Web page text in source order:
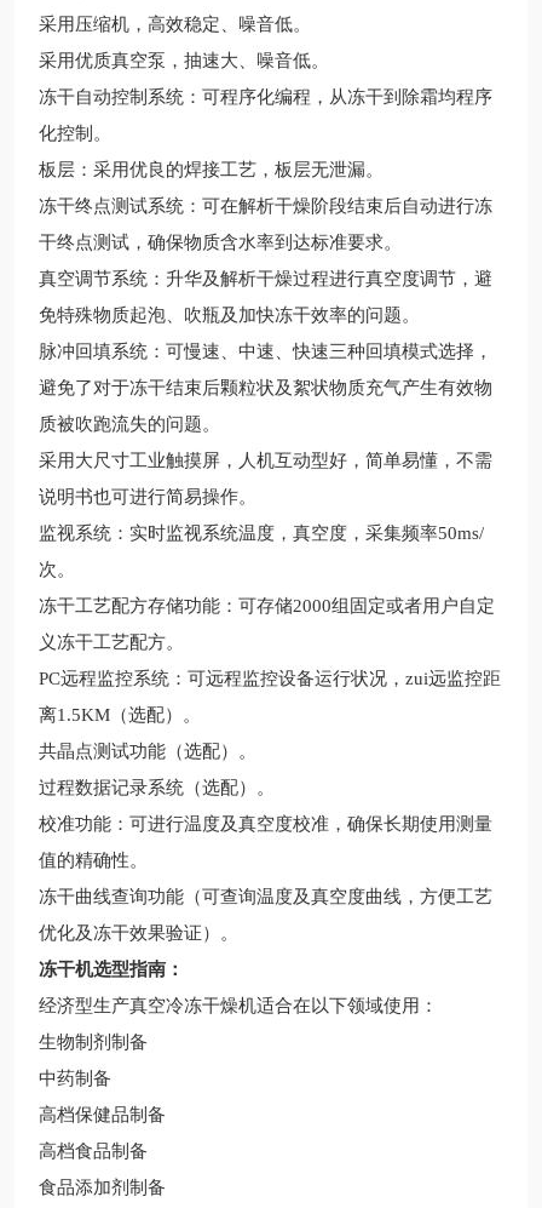
采用压缩机，高效稳定、噪音低。
采用优质真空泵，抽速大、噪音低。
冻干自动控制系统：可程序化编程，从冻干到除霜均程序
化控制。
板层：采用优良的焊接工艺，板层无泄漏。
冻干终点测试系统：可在解析干燥阶段结束后自动进行冻
干终点测试，确保物质含水率到达标准要求。
真空调节系统：升华及解析干燥过程进行真空度调节，避
免特殊物质起泡、吹瓶及加快冻干效率的问题。
脉冲回填系统：可慢速、中速、快速三种回填模式选择，
避免了对于冻干结束后颗粒状及絮状物质充气产生有效物
质被吹跑流失的问题。
采用大尺寸工业触摸屏，人机互动型好，简单易懂，不需
说明书也可进行简易操作。
监视系统：实时监视系统温度，真空度，采集频率50ms/
次。
冻干工艺配方存储功能：可存储2000组固定或者用户自定
义冻干工艺配方。
PC远程监控系统：可远程监控设备运行状况，zui远监控距
离1.5KM（选配）。
共晶点测试功能（选配）。
过程数据记录系统（选配）。
校准功能：可进行温度及真空度校准，确保长期使用测量
值的精确性。
冻干曲线查询功能（可查询温度及真空度曲线，方便工艺
优化及冻干效果验证）。
冻干机选型指南：
经济型生产真空冷冻干燥机适合在以下领域使用：
生物制剂制备
中药制备
高档保健品制备
高档食品制备
食品添加剂制备